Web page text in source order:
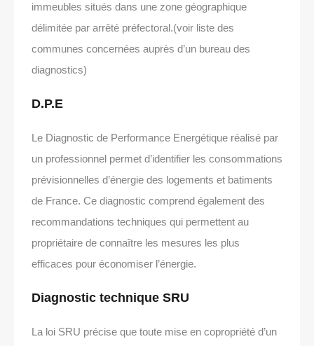
immeubles situés dans une zone géographique
délimitée par arrêté préfectoral.(voir liste des
communes concernées auprès d’un bureau des
diagnostics)
D.P.E
Le Diagnostic de Performance Energétique réalisé par
un professionnel permet d’identifier les consommations
prévisionnelles d’énergie des logements et batiments
de France. Ce diagnostic comprend également des
recommandations techniques qui permettent au
propriétaire de connaître les mesures les plus
efficaces pour économiser l’énergie.
Diagnostic technique SRU
La loi SRU précise que toute mise en copropriété d’un